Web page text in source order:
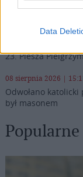
Data
Pieszo do Matki
23. Piesza
08 sierpnia 2026 |
Odwołano
był masonem
Popularne